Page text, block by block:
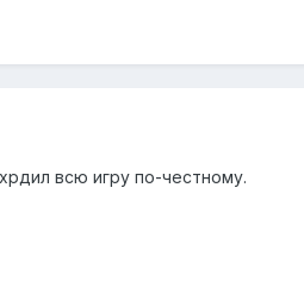
всю игру по-честному.